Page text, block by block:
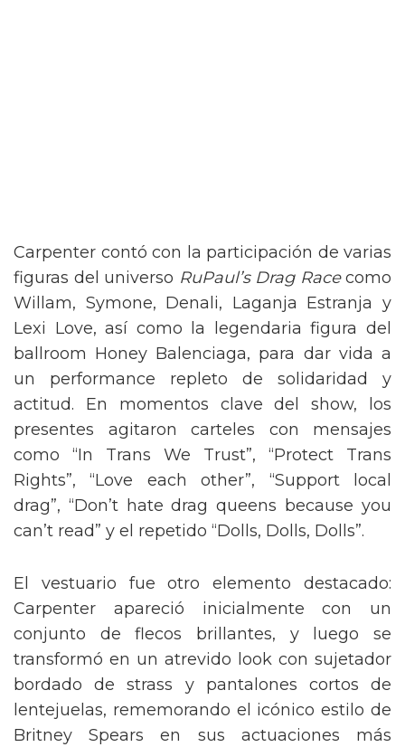
Carpenter contó con la participación de varias
figuras del universo RuPaul’s Drag Racecomo
Willam, Symone, Denali, Laganja Estranja y
Lexi Love, así como la legendaria figura del
ballroom Honey Balenciaga, para dar vida a
un performance repleto de solidaridad y
actitud. En momentos clave del show, los
presentes agitaron carteles con mensajes
como “In Trans We Trust”, “Protect Trans
Rights”, “Love each other”, “Support local
drag”, “Don’t hate drag queens because you
can’t read” y el repetido “Dolls, Dolls, Dolls”.
El vestuario fue otro elemento destacado:
Carpenter apareció inicialmente con un
conjunto de flecos brillantes, y luego se
transformó en un atrevido look con sujetador
bordado de strass y pantalones cortos de
lentejuelas, rememorando el icónico estilo de
Britney Spears en sus actuaciones más